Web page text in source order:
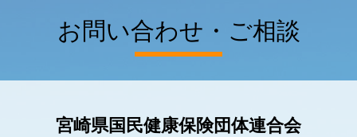
お問い合わせ・ご相談
宮崎県国民健康保険団体連合会